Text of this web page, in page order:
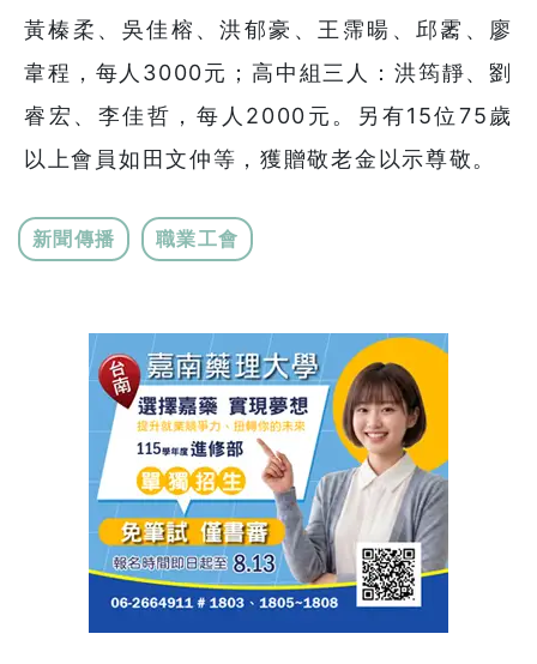
黃榛柔、吳佳榕、洪郁豪、王霈暘、邱霱、廖
韋程，每人3000元；高中組三人：洪筠靜、劉
睿宏、李佳哲，每人2000元。另有15位75歲
以上會員如田文仲等，獲贈敬老金以示尊敬。
新聞傳播 職業工會